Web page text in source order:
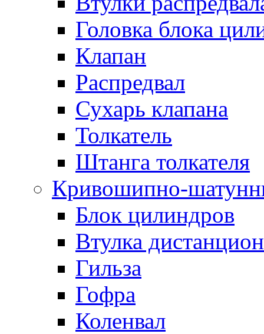
Головка блока
Клапан
Распредвал
Сухарь клапана
Толкатель
Штанга толкателя
Кривошипно-
Блок цилиндров
Втулка
Гильза
Гофра
Коленвал